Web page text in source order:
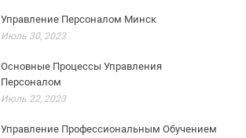
Управление Персоналом Минск
Июль 30, 2023
Основные Процессы Управления
Персоналом
Июль 22, 2023
Управление Профессиональным Обучением